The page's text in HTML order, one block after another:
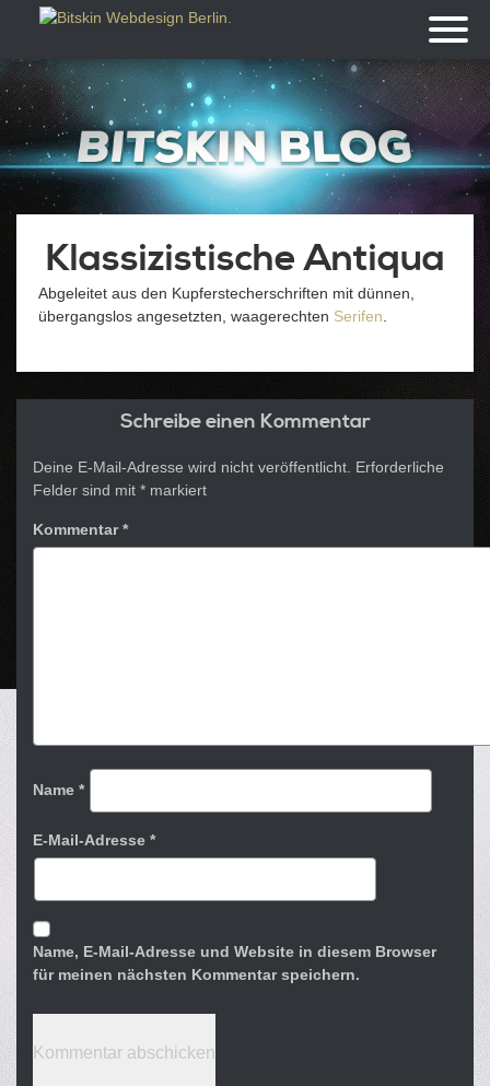
Klassizistische Antiqua
Abgeleitet aus den Kupferstecherschriften mit dünnen,
übergangslos angesetzten, waagerechten Serifen.
Schreibe einen Kommentar
Deine E-Mail-Adresse wird nicht veröffentlicht. Erforderliche
Felder sind mit * markiert
Kommentar*
Name *
E-Mail-Adresse *
Name, E-Mail-Adresse und Website in diesem Browser
für meinen nächsten Kommentar speichern.